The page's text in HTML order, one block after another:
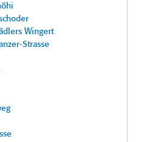
Wingert
Strasse